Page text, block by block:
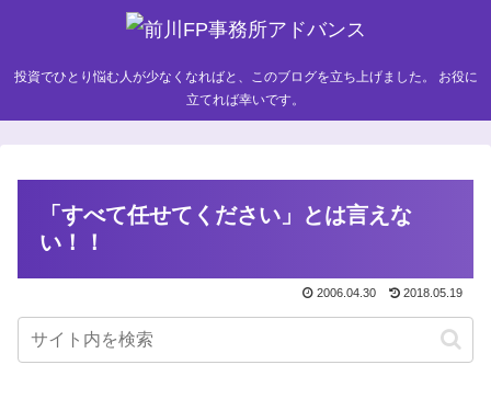
投資でひとり悩む人が少なくなればと、このブログを立ち上げました。 お役に
立てれば幸いです。
「すべて任せてください」とは言えな
い！！
2006.04.30 2018.05.19